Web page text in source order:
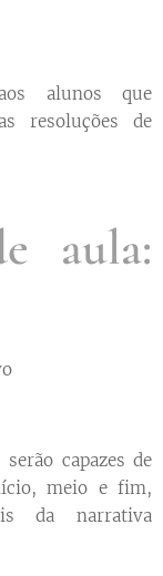
alunos que
resoluções de
aula:
serão capazes de
meio e fim,
da narrativa